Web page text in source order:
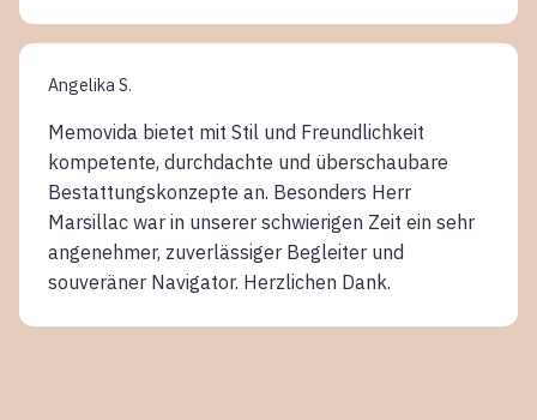
Angelika S.
Memovida bietet mit Stil und Freundlichkeit
kompetente, durchdachte und überschaubare
Bestattungskonzepte an. Besonders Herr
Marsillac war in unserer schwierigen Zeit ein sehr
angenehmer, zuverlässiger Begleiter und
souveräner Navigator. Herzlichen Dank.